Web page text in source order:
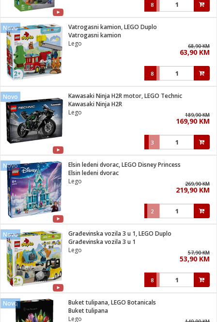
Vitrine
Sušilica
/ Zdravlje
za kosu
brijanje
tuš
osigurači
2
8
Novo
Vatrogasni kamion, LEGO Duplo
Vatrogasni kamion
Lego
68,90 KM
63,90 KM
8
Novo
Kawasaki Ninja H2R motor, LEGO Technic
Kawasaki Ninja H2R
Lego
189,90 KM
169,90 KM
3
Novo
Elsin ledeni dvorac, LEGO Disney Princess
Elsin ledeni dvorac
Lego
269,90 KM
219,90 KM
2
Novo
Građevinska vozila 3 u 1, LEGO Duplo
Građevinska vozila 3 u 1
Lego
57,90 KM
53,90 KM
8
Novo
Buket tulipana, LEGO Botanicals
Buket tulipana
Lego